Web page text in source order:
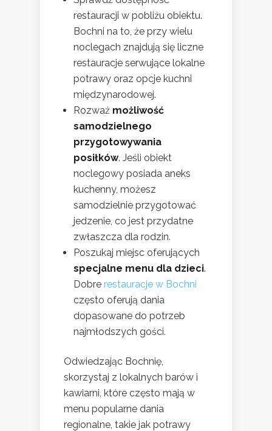
restauracji w pobliżu obiektu.
Bochni na to, że przy wielu
noclegach znajdują się liczne
restauracje serwujące lokalne
potrawy oraz opcje kuchni
międzynarodowej.
Rozważ możliwość
samodzielnego
przygotowywania
posiłków. Jeśli obiekt
noclegowy posiada aneks
kuchenny, możesz
samodzielnie przygotować
jedzenie, co jest przydatne
zwłaszcza dla rodzin.
Poszukaj miejsc oferujących
specjalne menu dla dzieci.
Dobre restauracje w Bochni
często oferują dania
dopasowane do potrzeb
najmłodszych gości.
Odwiedzając Bochnię,
skorzystaj z lokalnych barów i
kawiarni, które często mają w
menu popularne dania
regionalne, takie jak potrawy